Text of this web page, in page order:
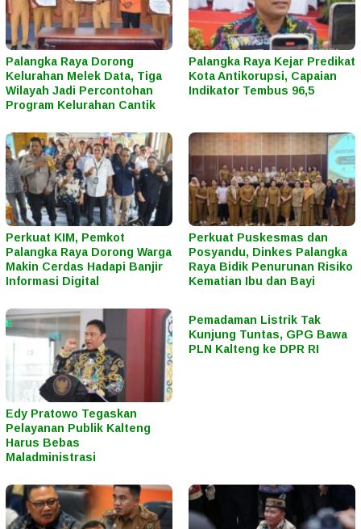
Palangka Raya Dorong
Kelurahan Melek Data, Tiga
Wilayah Jadi Percontohan
Program Kelurahan Cantik
Palangka Raya Kejar Predikat
Kota Antikorupsi, Capaian
Indikator Tembus 96,5
Perkuat KIM, Pemkot
Palangka Raya Dorong Warga
Makin Cerdas Hadapi Banjir
Informasi Digital
Perkuat Puskesmas dan
Posyandu, Dinkes Palangka
Raya Bidik Penurunan Risiko
Kematian Ibu dan Bayi
Edy Pratowo Tegaskan
Pelayanan Publik Kalteng
Harus Bebas
Maladministrasi
Pemadaman Listrik Tak
Kunjung Tuntas, GPG Bawa
PLN Kalteng ke DPR RI